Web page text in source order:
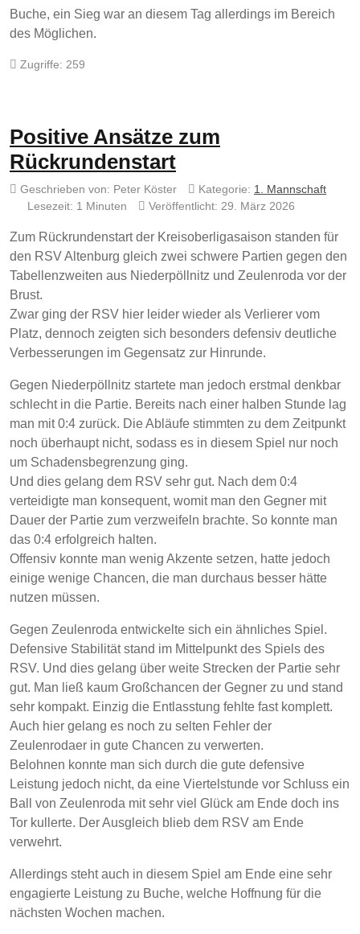
Buche, ein Sieg war an diesem Tag allerdings im Bereich
des Möglichen.
Zugriffe: 259
Positive Ansätze zum
Rückrundenstart
Geschrieben von: Peter Köster Kategorie: 1. Mannschaft
Lesezeit: 1 Minuten
Veröffentlicht: 29. März 2026
Zum Rückrundenstart der Kreisoberligasaison standen für
den RSV Altenburg gleich zwei schwere Partien gegen den
Tabellenzweiten aus Niederpöllnitz und Zeulenroda vor der
Brust.
Zwar ging der RSV hier leider wieder als Verlierer vom
Platz, dennoch zeigten sich besonders defensiv deutliche
Verbesserungen im Gegensatz zur Hinrunde.
Gegen Niederpöllnitz startete man jedoch erstmal denkbar
schlecht in die Partie. Bereits nach einer halben Stunde lag
man mit 0:4 zurück. Die Abläufe stimmten zu dem Zeitpunkt
noch überhaupt nicht, sodass es in diesem Spiel nur noch
um Schadensbegrenzung ging.
Und dies gelang dem RSV sehr gut. Nach dem 0:4
verteidigte man konsequent, womit man den Gegner mit
Dauer der Partie zum verzweifeln brachte. So konnte man
das 0:4 erfolgreich halten.
Offensiv konnte man wenig Akzente setzen, hatte jedoch
einige wenige Chancen, die man durchaus besser hätte
nutzen müssen.
Gegen Zeulenroda entwickelte sich ein ähnliches Spiel.
Defensive Stabilität stand im Mittelpunkt des Spiels des
RSV. Und dies gelang über weite Strecken der Partie sehr
gut. Man ließ kaum Großchancen der Gegner zu und stand
sehr kompakt. Einzig die Entlasstung fehlte fast komplett.
Auch hier gelang es noch zu selten Fehler der
Zeulenrodaer in gute Chancen zu verwerten.
Belohnen konnte man sich durch die gute defensive
Leistung jedoch nicht, da eine Viertelstunde vor Schluss ein
Ball von Zeulenroda mit sehr viel Glück am Ende doch ins
Tor kullerte. Der Ausgleich blieb dem RSV am Ende
verwehrt.
Allerdings steht auch in diesem Spiel am Ende eine sehr
engagierte Leistung zu Buche, welche Hoffnung für die
nächsten Wochen machen.